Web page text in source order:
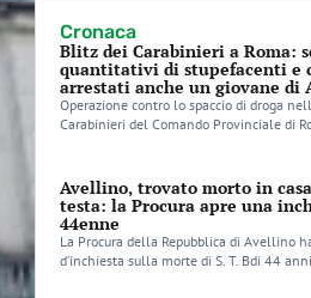
Cronaca
Blitz dei Carabinieri a Roma:
quantitativi di stupefacenti e
arrestati anche un giovane di
Operazione contro lo spaccio di droga
Carabinieri del Comando Provinciale di
Avellino, trovato morto in
testa: la Procura apre una
44enne
La Procura della Repubblica di Avellino
d’inchiesta sulla morte di S. T. Bdi 44